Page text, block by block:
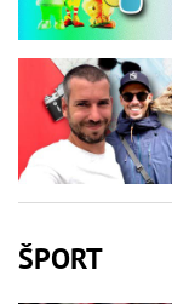
ŠPORT